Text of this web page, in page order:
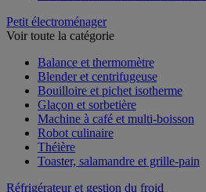
Petit électroménager
Balance et thermomètre
Blender et centrifugeuse
Bouilloire et pichet isotherme
Glaçon et sorbetière
Machine à café et multi-boisson
Robot culinaire
Théière